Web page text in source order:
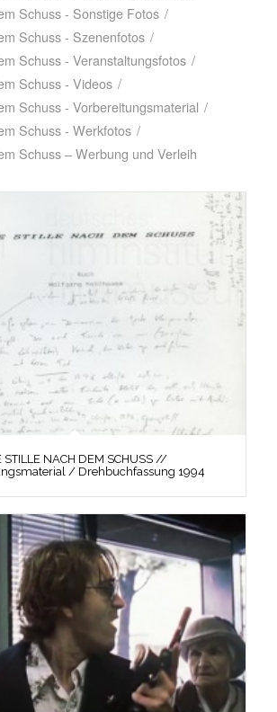
Schuss - Sonstige Fotos /
Schuss - Szenenfotos /
Schuss - Veranstaltungsfotos /
Schuss - Videos /
Schuss - Vorbereitungsmaterial /
Schuss - Werkfotos /
Schuss – Werbung und Verleih
STILLE NACH DEM SCHUSS //
/ Drehbuchfassung 1994